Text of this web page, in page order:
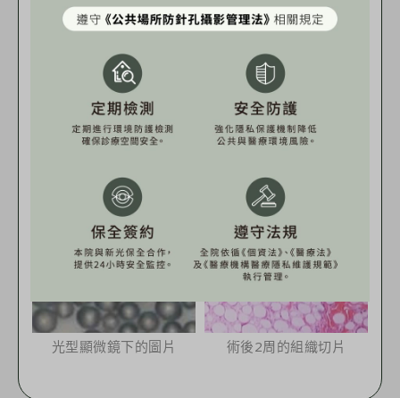
掃描電子顯微鏡下的圖片
光型顯微鏡下的圖片 術後2周的組織切片